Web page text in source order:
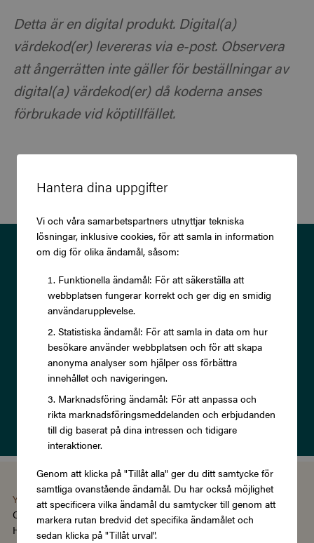
Hantera dina uppgifter
Vi och våra samarbetspartners utnyttjar tekniska
lösningar, inklusive cookies, för att samla in information
om dig för olika ändamål, såsom:
Funktionella ändamål: För att säkerställa att
webbplatsen fungerar korrekt och ger dig en smidig
användarupplevelse.
Statistiska ändamål: För att samla in data om hur
besökare använder webbplatsen och för att skapa
anonyma analyser som hjälper oss förbättra
innehållet och navigeringen.
Marknadsföring ändamål: För att anpassa och
rikta marknadsföringsmeddelanden och erbjudanden
till dig baserat på dina intressen och tidigare
interaktioner.
Genom att klicka på "Tillåt alla" ger du ditt samtycke för
samtliga ovanstående ändamål. Du har också möjlighet
att specificera vilka ändamål du samtycker till genom att
markera rutan bredvid det specifika ändamålet och
sedan klicka på "Tillåt urval".
Detta är en digital produkt. Digital(a)
värdekod(er) levereras via e-post. Observera
att ångerrätten inte gäller för beställningar av
digital(a) värdekod(er) då koderna anses
förbrukade vid köptillfället.
Prenumerera på vårt nyhetsbrev
och ta del av exklusiva
erbjudanden och rabatter!
Prenumerera
Läs om vårIntegritetspolicy
You're using the Swedish version of Zupergift
Change language/region
Hantera cookies
Köpvillkor |